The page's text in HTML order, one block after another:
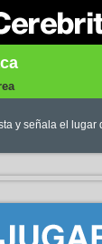
y señala el lugar